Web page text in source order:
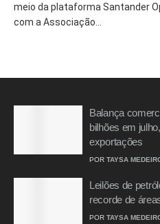
meio da plataforma Santander
com a Associação...
Balança
bilhões em
exportações
POR TAYSA
Leilões de
recorde de
POR TAYSA